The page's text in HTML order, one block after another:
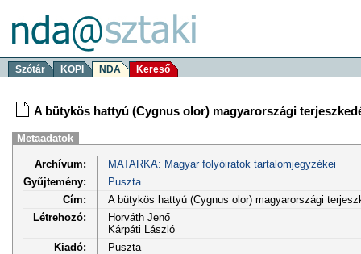
Szótár KOPI NDA Kereső
A bütykös hattyú (Cygnus olor) magyarországi
Metaadatok
Archívum:
MATARKA: Magyar folyóiratok tartalomjegyzékei
Gyűjtemény:
Puszta
Cím:
A bütykös hattyú (Cygnus olor) magyarországi
Létrehozó:
Horváth Jenő
Kárpáti László
Kiadó:
Puszta